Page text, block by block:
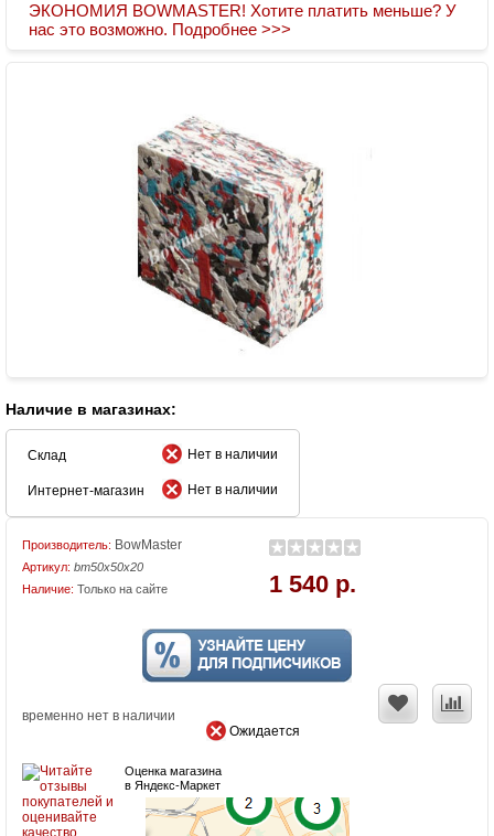
ЭКОНОМИЯ BOWMASTER! Хотите платить меньше? У
нас это возможно. Подробнее >>>
Наличие в магазинах:
Склад Нет в наличии
Интернет-магазин Нет в наличии
Производитель: BowMaster
Артикул: bm50x50x20
Наличие: Только на сайте 1 540 р.
временно нет в наличии
Ожидается
Оценка магазина
в Яндекс-Маркет